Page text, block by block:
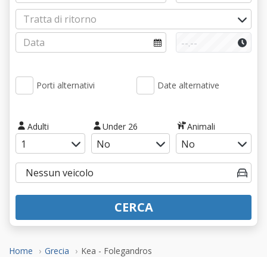
Home Grecia Kea - Folegandros
Porti alternativi Date alternative
Adulti Under 26 Animali
CERCA